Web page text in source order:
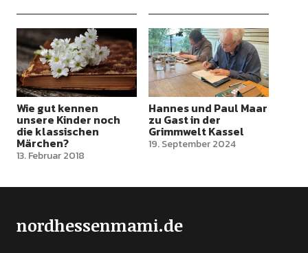
Wie gut kennen
unsere Kinder noch
die klassischen
Märchen?
13. Februar 2018
Hannes und Paul Maar
zu Gast in der
Grimmwelt Kassel
19. September 2024
nordhessenmami.de